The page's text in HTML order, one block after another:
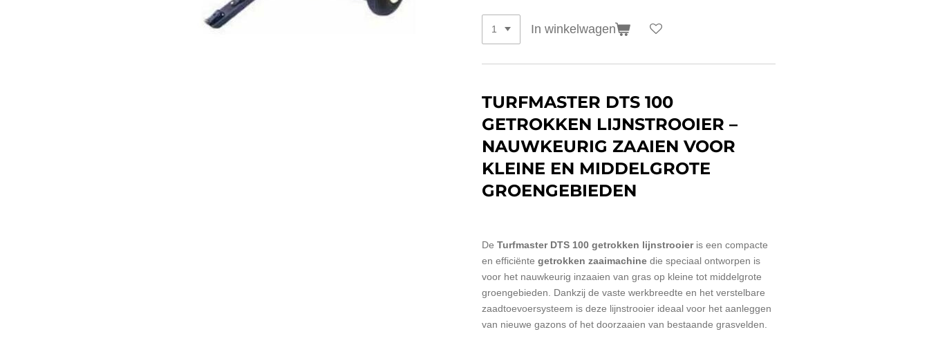
In winkelwagen
TURFMASTER DTS 100
GETROKKEN LIJNSTROOIER –
NAUWKEURIG ZAAIEN VOOR
KLEINE EN MIDDELGROTE
GROENGEBIEDEN
De Turfmaster DTS 100 getrokken lijnstrooieris een compacte
en efficiënte getrokken zaaimachine die speciaal ontworpen is
voor het nauwkeurig inzaaien van gras op kleine tot middelgrote
groengebieden. Dankzij de vaste werkbreedte en het verstelbare
zaadtoevoersysteem is deze lijnstrooier ideaal voor het aanleggen
van nieuwe gazons of het doorzaaien van bestaande grasvelden.